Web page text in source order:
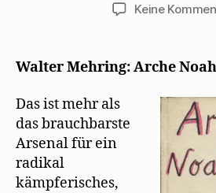
Keine
Walter Mehring: Arche Noah
Das ist mehr als
das brauchbarste
Arsenal für ein
radikal
kämpferisches,